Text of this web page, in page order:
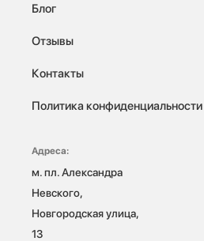
Блог
Отзывы
Контакты
Политика конфиденциальности
Адреса:
м. пл. Александра
Невского,
Новгородская улица,
13